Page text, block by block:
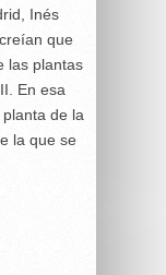
Inés
que
las plantas
En esa
de la
la que se